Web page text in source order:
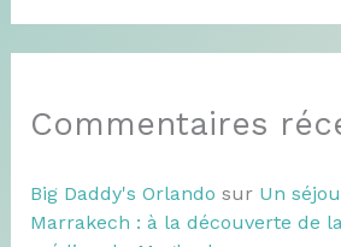
Commentaires
Big Daddy's Orlando sur Un
Marrakech : à la découverte de